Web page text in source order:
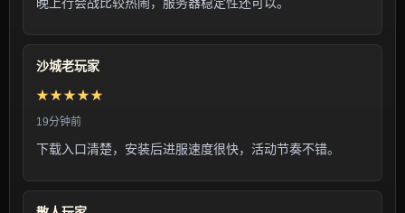
沙城老玩家
★★★★★
19分钟前
下载入口清楚，安装后进服速度很快，活动节奏不错。